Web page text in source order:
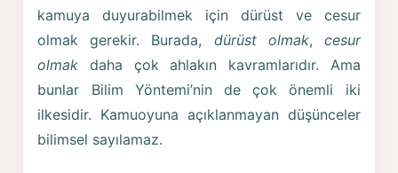
kamuya duyurabilmek için dürüst ve cesur
olmak gerekir. Burada, dürüst olmak, cesur
olmak daha çok ahlakın kavramlarıdır. Ama
bunlar Bilim Yöntemi’nin de çok önemli iki
ilkesidir. Kamuoyuna açıklanmayan düşünceler
bilimsel sayılamaz.